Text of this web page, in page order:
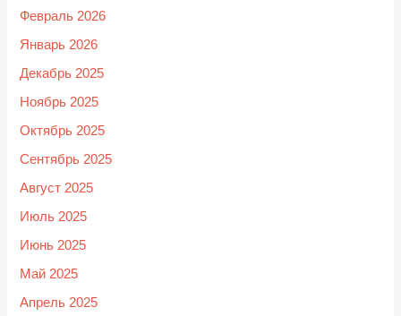
Февраль 2026
Январь 2026
Декабрь 2025
Ноябрь 2025
Октябрь 2025
Сентябрь 2025
Август 2025
Июль 2025
Июнь 2025
Май 2025
Апрель 2025